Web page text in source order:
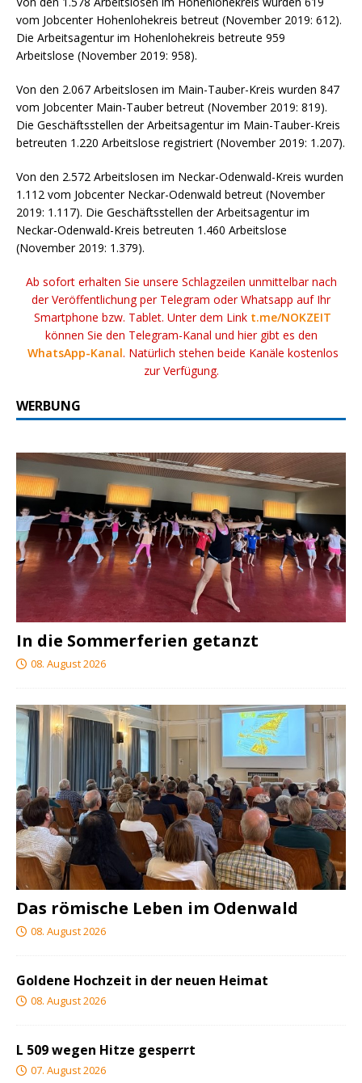
vom Jobcenter Hohenlohekreis betreut (November 2019: 612).
Die Arbeitsagentur im Hohenlohekreis betreute 959
Arbeitslose (November 2019: 958).
Von den 2.067 Arbeitslosen im Main-Tauber-Kreis wurden 847
vom Jobcenter Main-Tauber betreut (November 2019: 819).
Die Geschäftsstellen der Arbeitsagentur im Main-Tauber-Kreis
betreuten 1.220 Arbeitslose registriert (November 2019: 1.207).
Von den 2.572 Arbeitslosen im Neckar-Odenwald-Kreis wurden
1.112 vom Jobcenter Neckar-Odenwald betreut (November
2019: 1.117). Die Geschäftsstellen der Arbeitsagentur im
Neckar-Odenwald-Kreis betreuten 1.460 Arbeitslose
(November 2019: 1.379).
Ab sofort erhalten Sie unsere Schlagzeilen unmittelbar nach
der Veröffentlichung per Telegram oder Whatsapp auf Ihr
Smartphone bzw. Tablet. Unter dem Link t.me/NOKZEIT
können Sie den Telegram-Kanal und hier gibt es den
WhatsApp-Kanal. Natürlich stehen beide Kanäle kostenlos
zur Verfügung.
WERBUNG
In die Sommerferien getanzt
08. August 2026
Das römische Leben im Odenwald
08. August 2026
Goldene Hochzeit in der neuen Heimat
08. August 2026
L 509 wegen Hitze gesperrt
07. August 2026